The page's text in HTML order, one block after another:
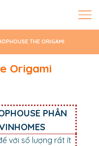
THE ORIGAMI
Origami
PHÂN
với số lượng rất ít